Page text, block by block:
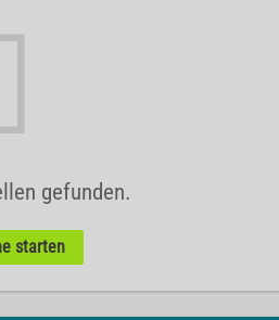
gefunden.
starten